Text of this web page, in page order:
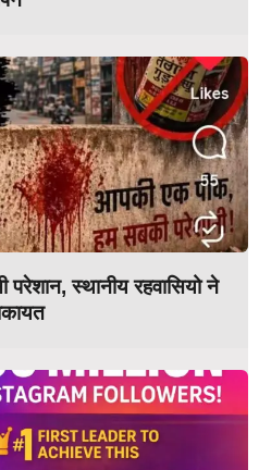
स्थानीय रहवासियो ने